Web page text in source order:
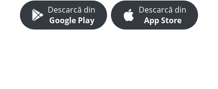
Descarcă din
Google Play
Descarcă din
App Store